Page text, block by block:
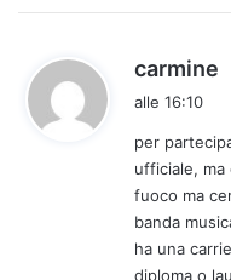
carmine
e
t
t
o
:
alle 16:10
per
ufficiale,
fuoco ma
banda
ha una
diploma o